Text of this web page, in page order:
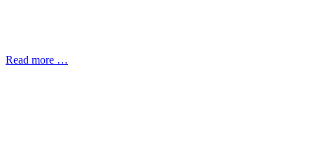
Read more …